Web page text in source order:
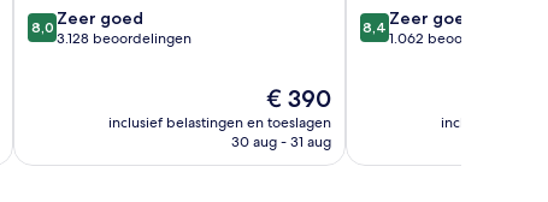
8.0
van
8,0 Zeer goed
3.128 beoordelingen
De
prijs
is
€ 390
inclusief belastingen en toeslagen
30 aug - 31 aug
8.4
van
8,4 Zeer goed
1.062 beoordelingen
inclusief